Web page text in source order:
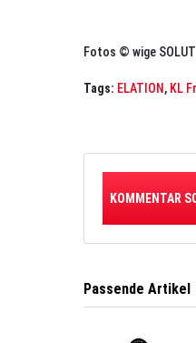
Fotos © wige
Tags: ELATION , KL
KOMMENTAR
Passende Artikel